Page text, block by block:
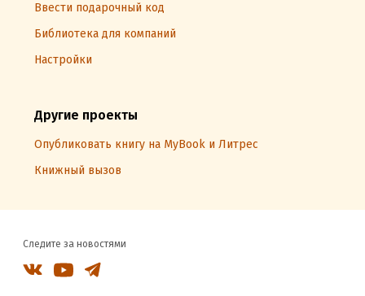
Ввести подарочный код
Библиотека для компаний
Настройки
Другие проекты
Опубликовать книгу на MyBook и Литрес
Книжный вызов
Следите за новостями